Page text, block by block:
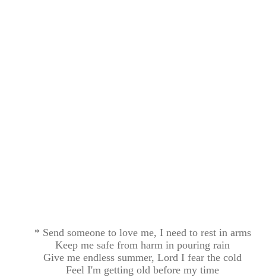
* Send someone to love me, I need to rest in arms
Keep me safe from harm in pouring rain
Give me endless summer, Lord I fear the cold
Feel I'm getting old before my time